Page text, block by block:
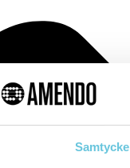
Samtycke